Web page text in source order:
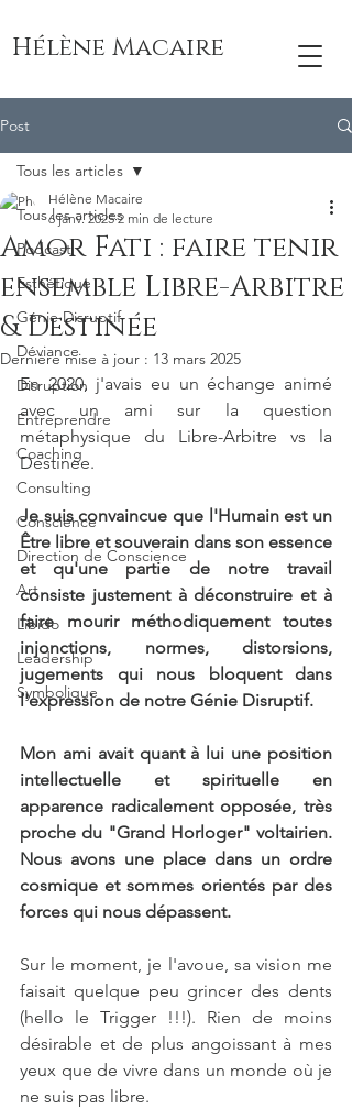
Hélène Macaire
Post
Tous les articles
Podcast
Esthétique
Génie Disruptif
Déviance
Disruption
Entreprendre
Coaching
Consulting
Conscience
Direction de Conscience
Art
Libido
Leadership
Symbolique
Tous les articles
Amor Fati : faire tenir
ensemble Libre-Arbitre
& Destinée
Hélène Macaire
6 janv. 2025 2 min de lecture
Dernière mise à jour : 13 mars 2025
En 2020, j'avais eu un échange animé
avec un ami sur la question
métaphysique du Libre-Arbitre vs la
Destinée.
Je suis convaincue que l'Humain est un
Être libre et souverain dans son essence
et qu'une partie de notre travail
consiste justement à déconstruire et à
faire mourir méthodiquement toutes
injonctions, normes, distorsions,
jugements qui nous bloquent dans
l'expression de notre Génie Disruptif.
Mon ami avait quant à lui une position
intellectuelle et spirituelle en
apparence radicalement opposée, très
proche du "Grand Horloger" voltairien.
Nous avons une place dans un ordre
cosmique et sommes orientés par des
forces qui nous dépassent.
Sur le moment, je l'avoue, sa vision me
faisait quelque peu grincer des dents
(hello le Trigger !!!). Rien de moins
désirable et de plus angoissant à mes
yeux que de vivre dans un monde où je
ne suis pas libre.